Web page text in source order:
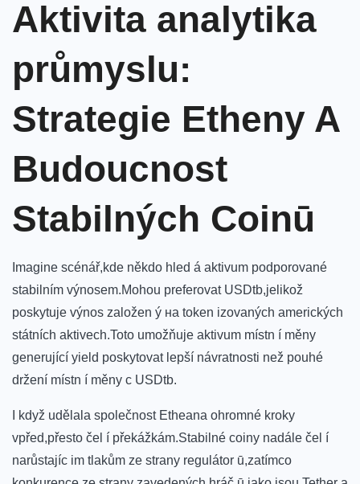
Aktivita analytika
průmyslu:
Strategie Etheny​ A
Budoucnost
Stabilných Coinū
Imagine scénář,kde někdo hled á‍ aktivum podporované
stabilním výnosem.Mohou preferovat USDtb,jelikož
poskytuje⁣ výnos​ založen ‌ý на token ‌izovaných ‌amerických
státních aktivech.Toto umožňuje aktivum místn⁣ í ⁣měny
generující yield ​poskytovat ‌lepší návratnosti‍ než pouhé
držení místn í měny с USDtb.
I když udělala společnost Etheana ohromné kroky
vpřed,přesto čel í překážkám.Stabilné coiny nadále čel í
narůstajíc im tlakům ze ⁣strany regulátor ū,zatímco